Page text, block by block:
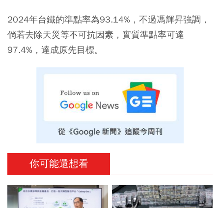
2024年台鐵的準點率為93.14%，不過馮輝昇強調，
倘若去除天災等不可抗因素，實質準點率可達
97.4%，達成原先目標。
你可能還想看